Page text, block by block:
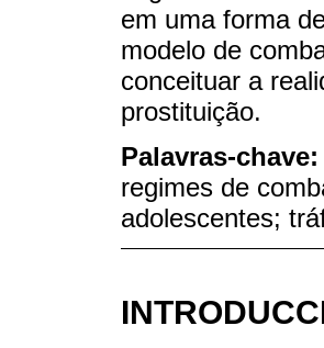
em uma forma
modelo de
conceituar a
prostituição.
Palavras-chave:
regimes de
adolescentes;